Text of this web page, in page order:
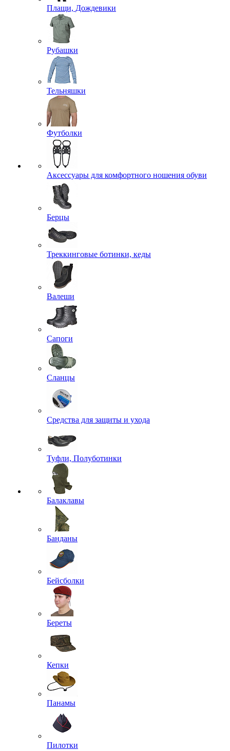
Плащи, Дождевики
Рубашки
Тельняшки
Футболки
Аксессуары для комфортного ношения обуви
Берцы
Треккинговые ботинки, кеды
Валеши
Сапоги
Сланцы
Средства для защиты и ухода
Туфли, Полуботинки
Балаклавы
Банданы
Бейсболки
Береты
Кепки
Панамы
Пилотки